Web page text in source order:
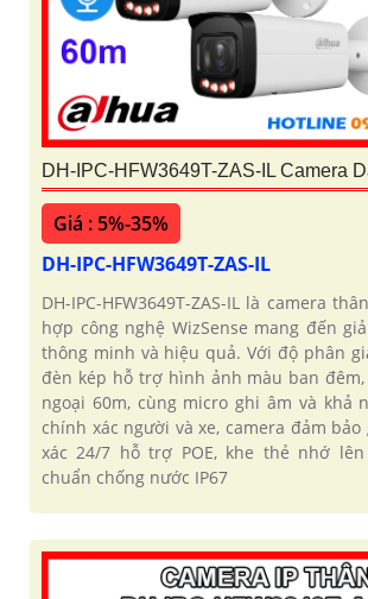
DH-IPC-HFW3649T-ZAS-IL Camera
Giá : 5%-35%
DH-IPC-HFW3649T-ZAS-IL
DH-IPC-HFW3649T-ZAS-IL là camera
hợp công nghệ WizSense mang đến
thông minh và hiệu quả. Với độ phân
đèn kép hỗ trợ hình ảnh màu ban
ngoại 60m, cùng micro ghi âm và khả
chính xác người và xe, camera đảm
xác 24/7 hỗ trợ POE, khe thẻ nhớ lên
chuẩn chống nước IP67